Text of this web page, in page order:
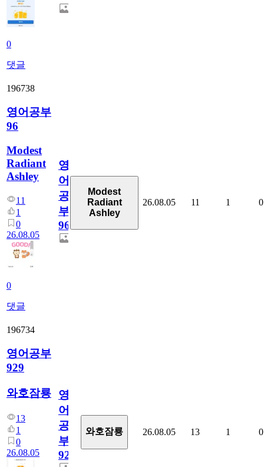
0
댓글
196738
영어공부
96
Modest
Radiant
Ashley
11
1
0
26.08.05
0
댓글
영
어
공
부
96
Modest
Radiant
Ashley
26.08.05 11 1 0
196734
영어공부
929
와호잠룡
13
1
0
26.08.05
영
어
공
부
929
와호잠룡 26.08.05 13 1 0